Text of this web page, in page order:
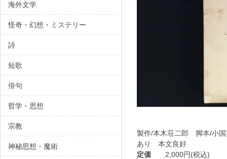
製作/本木荘二郎 脚本/小
あり 本文良好
定価
2,000円(税込)
海外文学
怪奇・幻想・ミステリー
詩
短歌
俳句
哲学・思想
宗教
神秘思想・魔術